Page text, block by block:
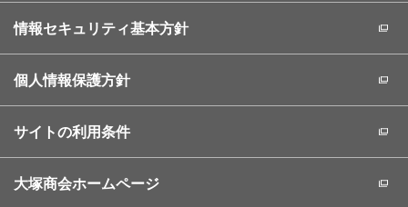
情報セキュリティ基本方針
個人情報保護方針
サイトの利用条件
大塚商会ホームページ